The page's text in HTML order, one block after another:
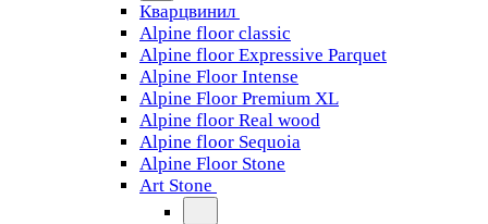
Кварцвинил
Alpine floor classic
Alpine floor Expressive Parquet
Alpine Floor Intense
Alpine Floor Premium XL
Alpine floor Real wood
Alpine floor Sequoia
Alpine Floor Stone
Art Stone